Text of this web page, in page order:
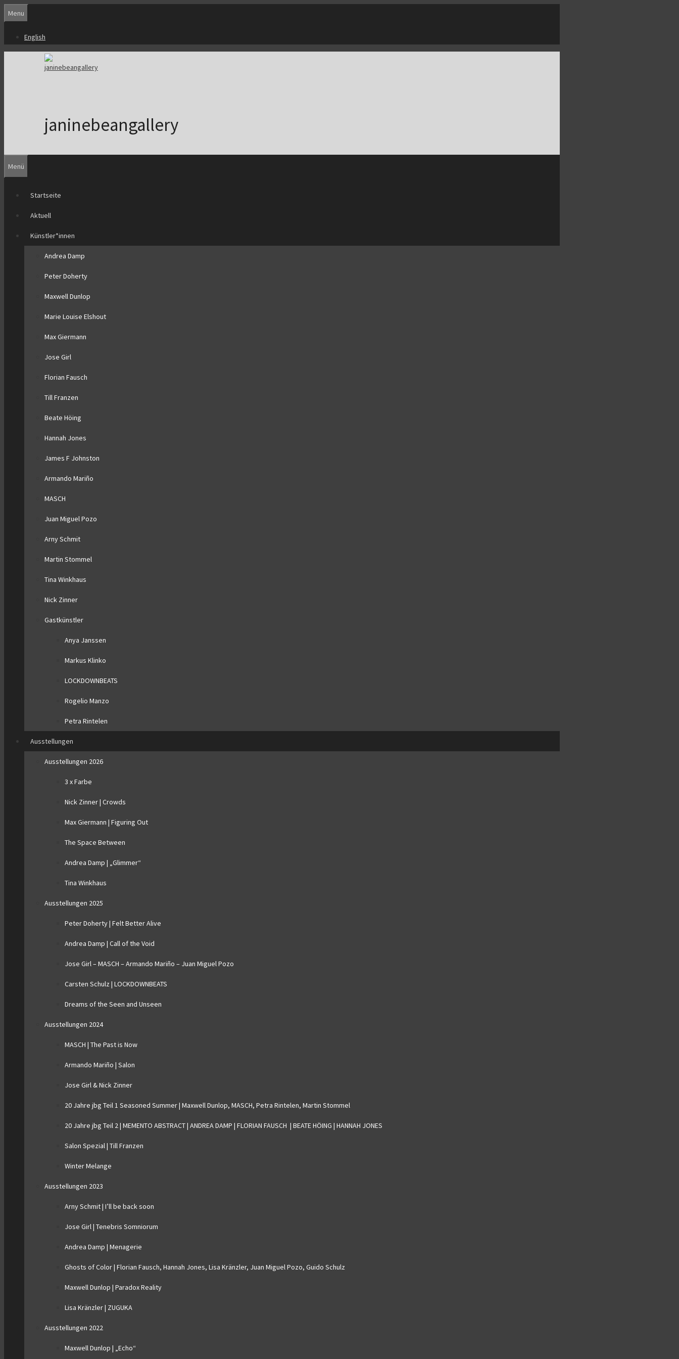
Zum
Inhalt
Menu
English
janinebeangallery
Menü
Startseite
Aktuell
Künstler*innen
Andrea Damp
Peter Doherty
Maxwell Dunlop
Marie Louise Elshout
Max Giermann
Jose Girl
Florian Fausch
Till Franzen
Beate Höing
Hannah Jones
James F Johnston
Armando Mariño
MASCH
Juan Miguel Pozo
Arny Schmit
Martin Stommel
Tina Winkhaus
Nick Zinner
Gastkünstler
Anya Janssen
Markus Klinko
LOCKDOWNBEATS
Rogelio Manzo
Petra Rintelen
Ausstellungen
Ausstellungen 2026
3 x Farbe
Nick Zinner | Crowds
Max Giermann | Figuring Out
The Space Between
Andrea Damp | „Glimmer“
Tina Winkhaus
Ausstellungen 2025
Peter Doherty | Felt Better Alive
Andrea Damp | Call of the Void
Jose Girl – MASCH – Armando Mariño – Juan Miguel Pozo
Carsten Schulz | LOCKDOWNBEATS
Dreams of the Seen and Unseen
Ausstellungen 2024
MASCH | The Past is Now
Armando Mariño | Salon
Jose Girl & Nick Zinner
20 Jahre jbg Teil 1 Seasoned Summer | Maxwell Dunlop, MASCH, Petra Rintelen, Martin Stommel
20 Jahre jbg Teil 2 | MEMENTO ABSTRACT | ANDREA DAMP | FLORIAN FAUSCH | BEATE HÖING | HANNAH JONES
Salon Spezial | Till Franzen
Winter Melange
Ausstellungen 2023
Arny Schmit | I’ll be back soon
Jose Girl | Tenebris Somniorum
Andrea Damp | Menagerie
Ghosts of Color | Florian Fausch, Hannah Jones, Lisa Kränzler, Juan Miguel Pozo, Guido Schulz
Maxwell Dunlop | Paradox Reality
Lisa Kränzler | ZUGUKA
Ausstellungen 2022
Maxwell Dunlop | „Echo“